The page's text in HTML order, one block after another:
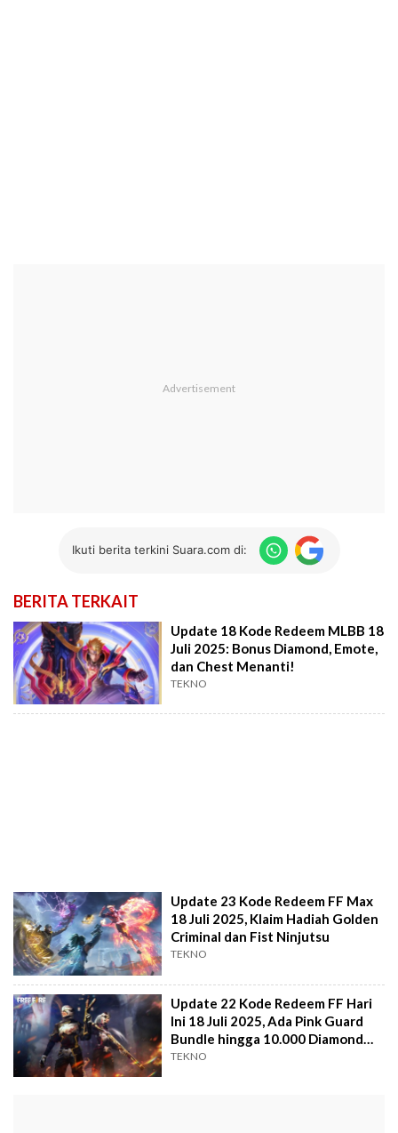
Ikuti berita terkini Suara.com di:
BERITA TERKAIT
Update 18 Kode Redeem MLBB 18
Juli 2025: Bonus Diamond, Emote,
dan Chest Menanti!
TEKNO
Update 23 Kode Redeem FF Max
18 Juli 2025, Klaim Hadiah Golden
Criminal dan Fist Ninjutsu
TEKNO
Update 22 Kode Redeem FF Hari
Ini 18 Juli 2025, Ada Pink Guard
Bundle hingga 10.000 Diamond
Gratis!
TEKNO